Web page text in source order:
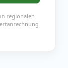
regionalen